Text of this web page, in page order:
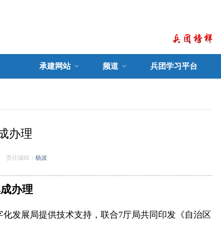
承建网站 频道 兵团学习平台
办理
责任编辑： 杨波
办理
发展局提供技术支持，联合7厅局共同印发《自治区